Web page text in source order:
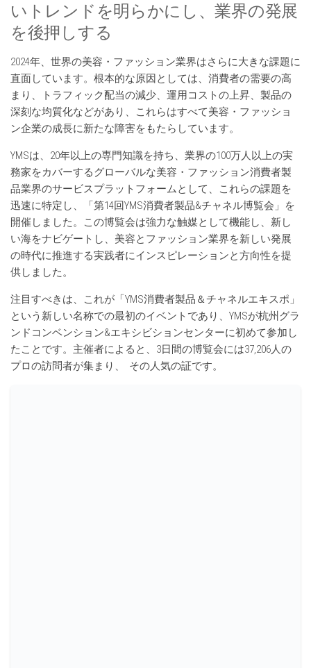
いトレンドを明らかにし、業界の発展
を後押しする
2024年、世界の美容・ファッション業界はさらに大きな課題に
直面しています。根本的な原因としては、消費者の需要の高
まり、トラフィック配当の減少、運用コストの上昇、製品の
深刻な均質化などがあり、これらはすべて美容・ファッショ
ン企業の成長に新たな障害をもたらしています。
YMSは、20年以上の専門知識を持ち、業界の100万人以上の実
務家をカバーするグローバルな美容・ファッション消費者製
品業界のサービスプラットフォームとして、これらの課題を
迅速に特定し、「第14回YMS消費者製品&チャネル博覧会」を
開催しました。この博覧会は強力な触媒として機能し、新し
い海をナビゲートし、美容とファッション業界を新しい発展
の時代に推進する実践者にインスピレーションと方向性を提
供しました。
注目すべきは、これが「YMS消費者製品＆チャネルエキスポ」
という新しい名称での最初のイベントであり、YMSが杭州グラ
ンドコンベンション&エキシビションセンターに初めて参加し
たことです。主催者によると、3日間の博覧会には37,206人の
プロの訪問者が集まり、 その人気の証です。